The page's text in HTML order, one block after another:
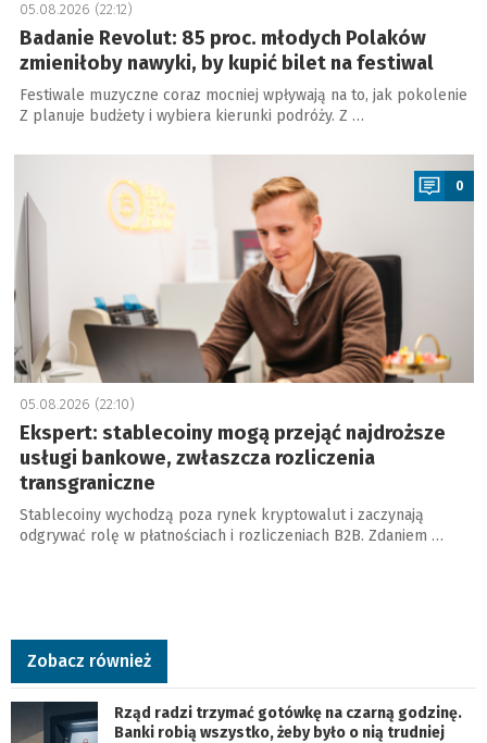
05.08.2026 (22:12)
Badanie Revolut: 85 proc. młodych Polaków
zmieniłoby nawyki, by kupić bilet na festiwal
Festiwale muzyczne coraz mocniej wpływają na to, jak pokolenie
Z planuje budżety i wybiera kierunki podróży. Z …
a
0
05.08.2026 (22:10)
Ekspert: stablecoiny mogą przejąć najdroższe
usługi bankowe, zwłaszcza rozliczenia
transgraniczne
Stablecoiny wychodzą poza rynek kryptowalut i zaczynają
odgrywać rolę w płatnościach i rozliczeniach B2B. Zdaniem …
Zobacz również
Rząd radzi trzymać gotówkę na czarną godzinę.
Banki robią wszystko, żeby było o nią trudniej